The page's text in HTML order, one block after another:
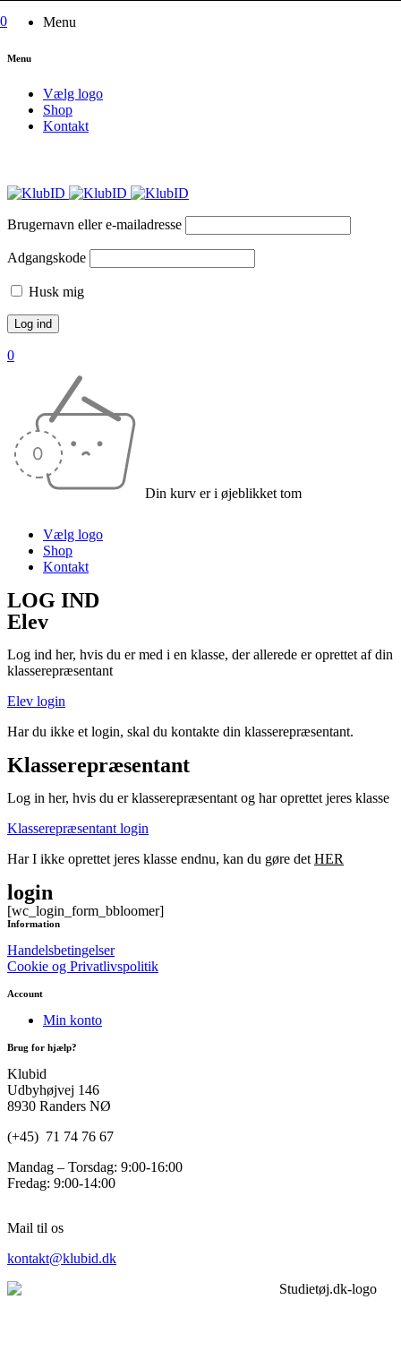
Menu
Menu
Vælg logo
Shop
Kontakt
0
Brugernavn eller e-mailadresse
Adgangskode
Husk mig
0
Din kurv er i øjeblikket tom
Vælg logo
Shop
Kontakt
LOG IND
Elev
Log ind her, hvis du er med i en klasse, der allerede er oprettet af din
klasserepræsentant
Elev login
Har du ikke et login, skal du kontakte din klasserepræsentant.
Klasserepræsentant
Log in her, hvis du er klasserepræsentant og har oprettet jeres klasse
Klasserepræsentant login
Har I ikke oprettet jeres klasse endnu, kan du gøre det HER
login
[wc_login_form_bbloomer]
Information
Handelsbetingelser
Cookie og Privatlivspolitik
Account
Min konto
Brug for hjælp?
Klubid
Udbyhøjvej 146
8930 Randers NØ
(+45) 71 74 76 67
Mandag – Torsdag: 9:00-16:00
Fredag: 9:00-14:00
Mail til os
kontakt@klubid.dk